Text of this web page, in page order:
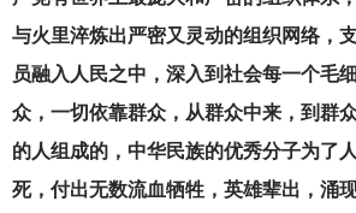
与火里淬炼出严密又灵动的组织网络，
员融入人民之中，深入到社会每一个毛
众，一切依靠群众，从群众中来，到群
的人组成的，中华民族的优秀分子为了
死，付出无数流血牺牲，英雄辈出，涌